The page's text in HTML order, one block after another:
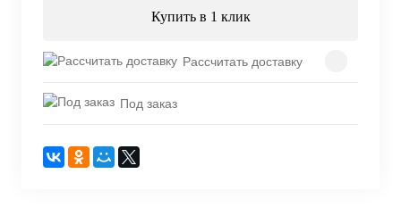
Купить в 1 клик
Рассчитать доставку
Под заказ